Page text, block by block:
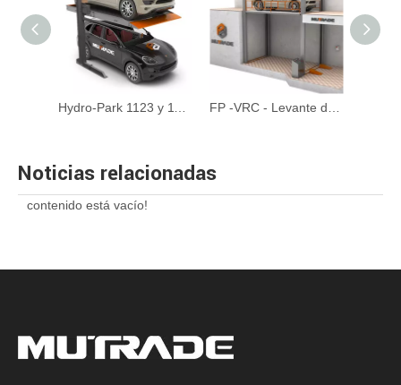
Hydro-Park 1123 y 1127-Lifting de estacionamiento de dos postes FP -VRC - Levante de cuatro postales personalizable con conducción hidráulica
Noticias relacionadas
contenido está vacío!